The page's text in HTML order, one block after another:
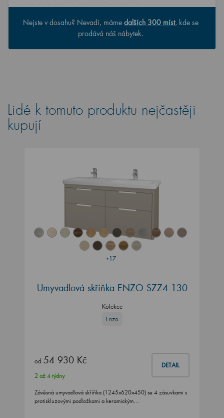
Nejste v dosahu? Nevadí, máme dalších 300 míst, kde se
prodává náš nábytek.
Lidé k tomuto produktu nejčastěji
kupují
+17
Umyvadlová skříňka ENZO SZZ4 130
Kolekce
Enzo
od 54 930 Kč DETAIL
2 až 4 týdny
Závěsná umyvadlová skříňka (1245x620x450) se 4 zásuvkami s
protiskluzovými podložkami a keramickým…